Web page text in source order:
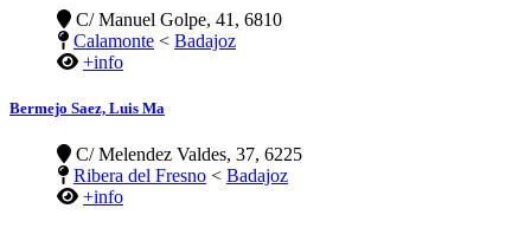
C/ Manuel Golpe, 41, 6810
Calamonte < Badajoz
+info
Bermejo Saez, Luis Ma
C/ Melendez Valdes, 37, 6225
Ribera del Fresno < Badajoz
+info